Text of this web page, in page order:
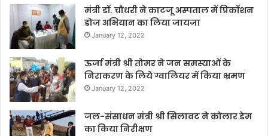
मंत्री डॉ. चौधरी ने काटजू अस्पताल में प्रिकॉशन
डोज अभियान का लिया जायजा
January 12, 2022
ऊर्जा मंत्री श्री तोमर ने जन समस्याओं के
निराकरण के लिये ग्वालियर में किया भ्रमण
January 12, 2022
जल-संसाधन मंत्री श्री सिलावट ने कोलार डेम
का किया निरीक्षण